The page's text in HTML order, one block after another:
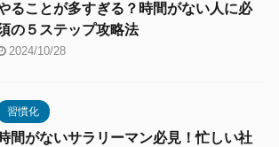
ることが多すぎる？時間がない人に必
の５ステップ攻略法
2024/10/28
習慣化
間がないサラリーマン必見！忙しい社